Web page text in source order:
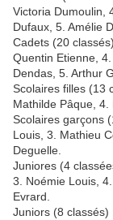
Victoria Dumoulin,
Dufaux, 5. Amélie
Cadets (20
Quentin Etienne,
Dendas, 5. Arthur
Scolaires filles (13
Mathilde Pâque, 4.
Scolaires garçons
Louis, 3. Mathieu
Deguelle.
Juniores (4
3. Noémie Louis,
Evrard.
Juniors (8 classés)